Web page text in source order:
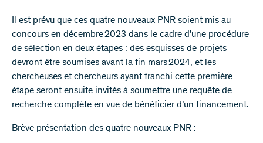
Il est prévu que ces quatre nouveaux PNR soient mis au
concours en décembre 2023 dans le cadre d’une procédure
de sélection en deux étapes : des esquisses de projets
devront être soumises avant la fin mars 2024, et les
chercheuses et chercheurs ayant franchi cette première
étape seront ensuite invités à soumettre une requête de
recherche complète en vue de bénéficier d’un financement.
Brève présentation des quatre nouveaux PNR :